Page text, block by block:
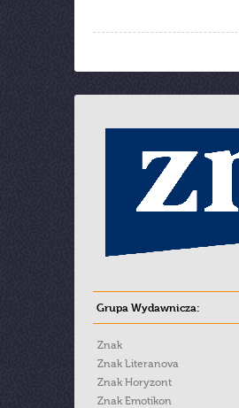
Grupa Wydawnicza:
Znak
Znak Literanova
Znak Horyzont
Znak Emotikon